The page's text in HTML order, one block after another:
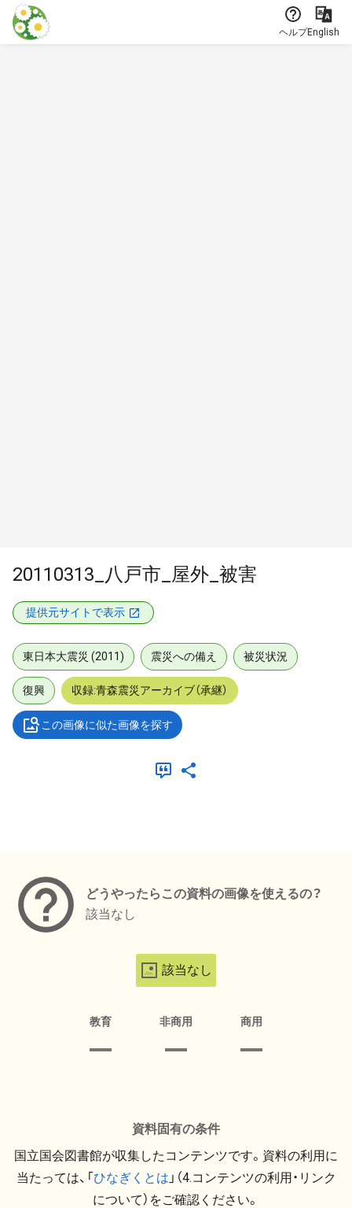
本文に飛ぶ
ヘルプEnglish
20110313_八戸市_屋外_被害
提供元サイトで表示
東日本大震災 (2011) 震災への備え 被災状況
復興 収録:青森震災アーカイブ（承継）
この画像に似た画像を探す
どうやったらこの資料の画像を使えるの？
該当なし
該当なし
教育 非商用 商用
資料固有の条件
国立国会図書館が収集したコンテンツです。資料の利用に
当たっては、「ひなぎくとは 」（4.コンテンツの利用・リンク
について）をご確認ください。